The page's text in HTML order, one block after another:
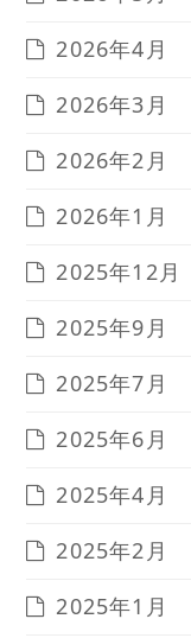
2026年4月
2026年3月
2026年2月
2026年1月
2025年12月
2025年9月
2025年7月
2025年6月
2025年4月
2025年2月
2025年1月